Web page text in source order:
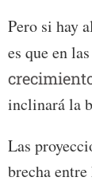
Pero si hay
es que en
inclinará la
Las
brecha